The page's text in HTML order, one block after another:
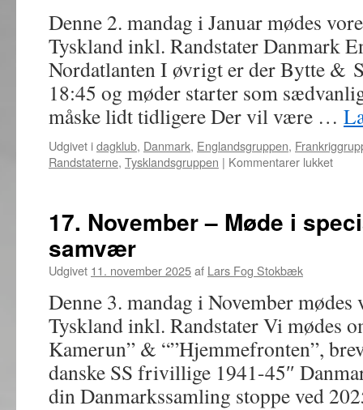
Denne 2. mandag i Januar mødes
Tyskland inkl. Randstater Danmark
Nordatlanten I øvrigt er der Bytte &
18:45 og møder starter som
måske lidt tidligere Der vil være …
Udgivet idagklub, Danmark, Englandsgruppen,
Randstaterne, Tysklandsgruppen | Kommentarer lukkettil
Møde
17. November – Møde i
samvær
Udgivet 11. november 2025af Lars Fog Stokbæk
Denne 3. mandag i November
Tyskland inkl. Randstater Vi mødes
Kamerun” & “”Hjemmefronten”,
danske SS frivillige 1941-45″
din Danmarkssamling stoppe ved